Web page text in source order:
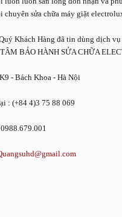
chuyên sửa chữa máy giặt
Khách Hàng đã tin dùng dịch
BẢO HÀNH SỬA CHỮA
- Bách Khoa - Hà Nội
: (+84 4)3 75 88 069